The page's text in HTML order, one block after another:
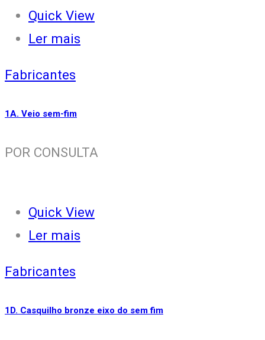
Quick View
Ler mais
Fabricantes
1A. Veio sem-fim
POR CONSULTA
Quick View
Ler mais
Fabricantes
1D. Casquilho bronze eixo do sem fim